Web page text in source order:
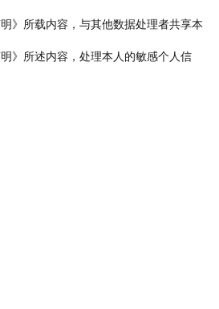
》所载内容，与其他数据处理者共享本
》所述内容，处理本人的敏感个人信